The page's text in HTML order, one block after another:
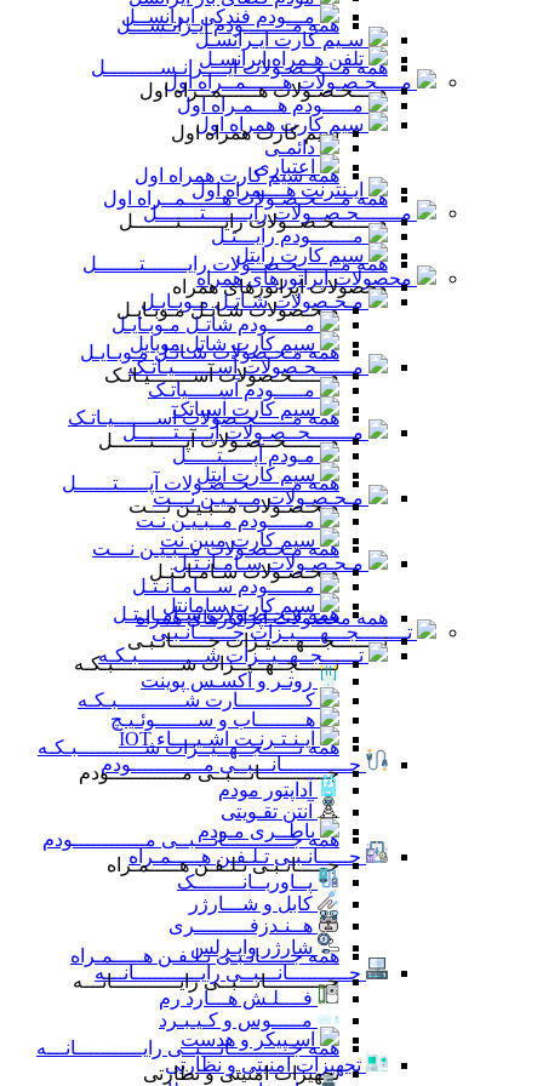
مـــودم فندکی ایرانســل
همه مــــــــودم ایـرانـســـل
سـیم کارت ایـرانسـل
تلفن هـمراه ایرانسـل
همه مـــحـصـولات ایــــرانـســـــــــل
مــــحـصـولات هــــــمــراه اول
مــــحـصـولات هــــــمــراه اول
مـــــودم هــــمـراه اول
سیم کارت همراه اول
سیم کارت همراه اول
دائمـی
اعتباری
همه سیم کارت همراه اول
ایـنترنت هــــمراه اول
همه مــــحـصـولات هــــــمــراه اول
مـــــــحـصــولات رایـــــــتـــــــل
مـــــــحـصــولات رایـــــــتـــــــل
مـــــــودم رایـــتـل
سیم کارت رایتل
همه مـــــــحـصــولات رایـــــــتـــــــل
محصولات اپراتورهای همراه
محصولات اپراتورهای همراه
مـحـصولات شـاتـل مـوبـایـل
مـحـصولات شـاتـل مـوبـایـل
مــــــودم شاتـل مـوبـایـل
سیم کارت شاتل موبایل
همه مـحـصولات شـاتـل مـوبـایـل
مــــــحـصولات آســـــــیـاتـک
مــــــحـصولات آســـــــیـاتـک
مـــــودم آســـــیاتـک
سیم کارت آسیاتک
همه مــــــحـصولات آســـــــیـاتـک
مـــــــحــصـولات آپـــــتــــــل
مـــــــحــصـولات آپـــــتــــــل
مـودم آپـــــتـــــل
سیم کارت آپتل
همه مـــــــحــصـولات آپـــــتــــــل
مـحـصـولات مــبـیـن نـــت
مـحـصـولات مــبـیـن نـــت
مــــــودم مــبـیـن نـت
سیم کارت مبین نت
همه مـحـصـولات مــبـیـن نـــت
مـحـصـولات سـامـانـتـل
مـحـصـولات سـامـانـتـل
مــــــودم ســـامـانـتـل
سیم کارت سامانتل
همه مـحـصـولات سـامـانـتـل
همه محصولات اپراتورهای همراه
تــــــــجـــهــــیـزات جــــــانـبـی
تــــــــجـــهــــیـزات جــــــانـبـی
تــــــجــهــیــزات شـــــــــــبـکـه
تــــــجــهــیــزات شـــــــــــبـکـه
روتـر و اکسـس پوینت
کـــــــــــارت شـــــــــــبـکـه
هــــــــاب و ســـــــوئـیـچ
ایـنـتـرنـت اشـیــــاء IOT
همه تــــــجــهــیــزات شـــــــــــبـکـه
جـــــــــــانـــبــی مــــــــــــودم
جـــــــــــانـــبــی مــــــــــــودم
آداپتور مودم
آنتن تقـویتی
باطــری مـودم
همه جـــــــــــانـــبــی مــــــــــــودم
جـــــانـبـی تـلـفـن هـــــمـراه
جـــــانـبـی تـلـفـن هـــــمـراه
پــاوربــانــــــــک
کابل و شـــارژر
هــنـدزفـــــــــری
شارژر وایـرلس
همه جـــــانـبـی تـلـفـن هـــــمـراه
جــــــــــانـــبــی رایـــــــــــانـــه
جــــــــــانـــبــی رایـــــــــــانـــه
فــــلـش هـــارد رم
مـــــوس و کـیـبـرد
اسـپیکر و هدست
همه جــــــــــانـــبــی رایـــــــــــانـــه
تجهیزات امنیتی و نظارتی
تجهیزات امنیتی و نظارتی